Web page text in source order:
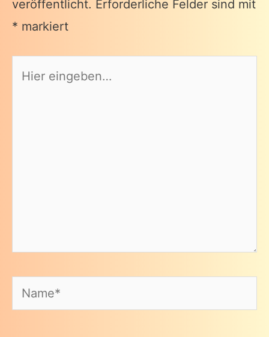
veröffentlicht. Erforderliche Felder sind mit
* markiert
eingeben…
Name*